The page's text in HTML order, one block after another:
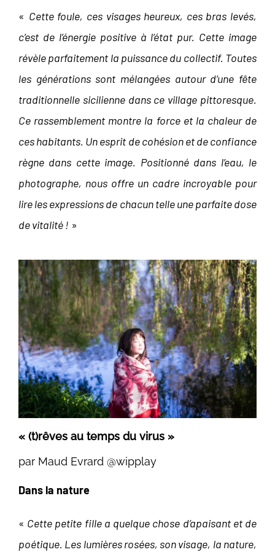
« Cette foule, ces visages heureux, ces bras levés,
c’est de l’énergie positive à l’état pur. Cette image
révèle parfaitement la puissance du collectif. Toutes
les générations sont mélangées autour d’une fête
traditionnelle sicilienne dans ce village pittoresque.
Ce rassemblement montre la force et la chaleur de
ces habitants. Un esprit de cohésion et de confiance
règne dans cette image. Positionné dans l’eau, le
photographe, nous offre un cadre incroyable pour
lire les expressions de chacun telle une parfaite dose
de vitalité ! »
« (t)rêves au temps du virus »
par Maud Evrard @wipplay
Dans la nature
« Cette petite fille a quelque chose d’apaisant et de
poétique. Les lumières rosées, son visage, la nature,